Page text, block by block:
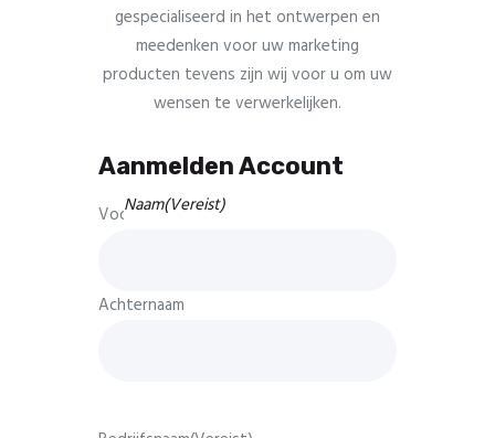
gespecialiseerd in het ontwerpen en
meedenken voor uw marketing
producten tevens zijn wij voor u om uw
wensen te verwerkelijken.
Aanmelden Account
Naam(Vereist)
Voornaam
Achternaam